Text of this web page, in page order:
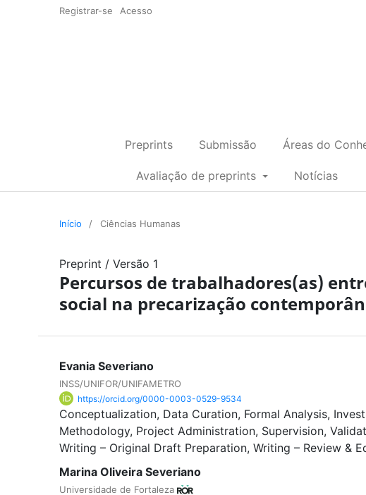
Registrar-se Acesso
Preprints Submissão Áreas do
Avaliação de preprints Notícias
Início / Ciências Humanas
Preprint / Versão 1
Percursos de trabalhadores(as)
social na precarização
Evania Severiano
INSS/UNIFOR/UNIFAMETRO
https://orcid.org/0000-0003-0529-9534
Conceptualization Data Curation Formal Analysis
Methodology Project Administration Supervision
Writing – Original Draft Preparation Writing – Review &
Marina Oliveira Severiano
Universidade de Fortaleza